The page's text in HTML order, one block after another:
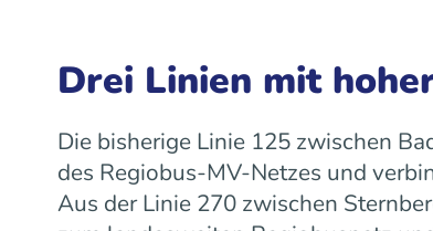
Drei Linien mit
Die bisherige Linie 125 zwischen
des Regiobus-MV-Netzes und
Aus der Linie 270 zwischen